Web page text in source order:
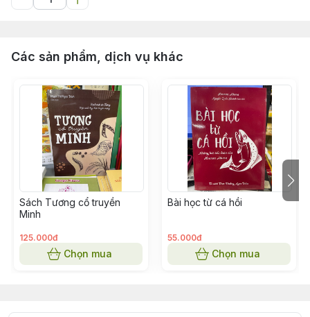
Các sản phẩm, dịch vụ khác
Sách Tương cổ truyền
Minh
125.000đ
Chọn mua
Bài học từ cá hồi
55.000đ
Chọn mua